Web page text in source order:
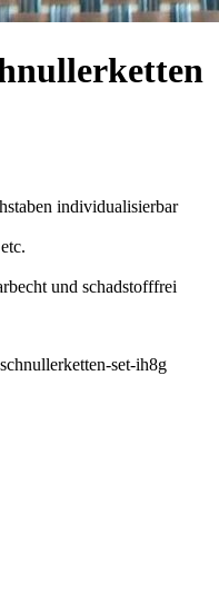
individualisierbar
und schadstofffrei
set-ih8g